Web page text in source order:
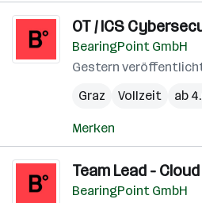
OT / ICS
BearingPoint GmbH
Gestern
Graz
Vollzeit ab
Merken
Team Lead -
BearingPoint GmbH